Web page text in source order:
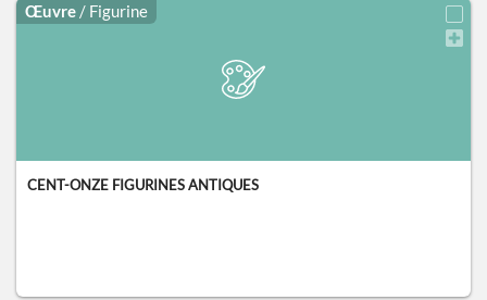
Œuvre / Figurine
CENT-ONZE FIGURINES ANTIQUES